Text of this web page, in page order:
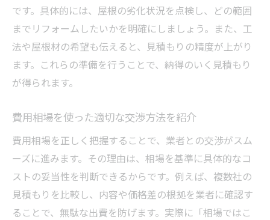
です。具体的には、屋根の劣化状況を点検し、どの範囲
までリフォームしたいかを明確にしましょう。また、工
法や屋根材の希望も伝えると、見積もりの精度が上がり
ます。これらの準備を行うことで、納得のいく見積もり
が得られます。
費用相場を使った適切な交渉方法を紹介
費用相場を正しく把握することで、業者との交渉がスム
ーズに進みます。その理由は、相場を基準に具体的なコ
ストの妥当性を判断できるからです。例えば、複数社の
見積もりを比較し、内容や価格差の根拠を業者に確認す
ることで、無駄な出費を防げます。実際に「相場ではこ